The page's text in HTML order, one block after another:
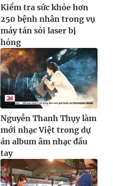
Kiểm tra sức khỏe hơn
250 bệnh nhân trong vụ
máy tán sỏi laser bị
hỏng
Nguyễn Thanh Thụy làm
mới nhạc Việt trong dự
án album âm nhạc đầu
tay